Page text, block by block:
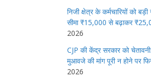
निजी क्षेत्र के कर्मचारियों को
सीमा ₹15,000 से बढ़ाकर
2026
CJP की केंद्र सरकार को
मुआवजे की मांग पूरी न होने पर
2026